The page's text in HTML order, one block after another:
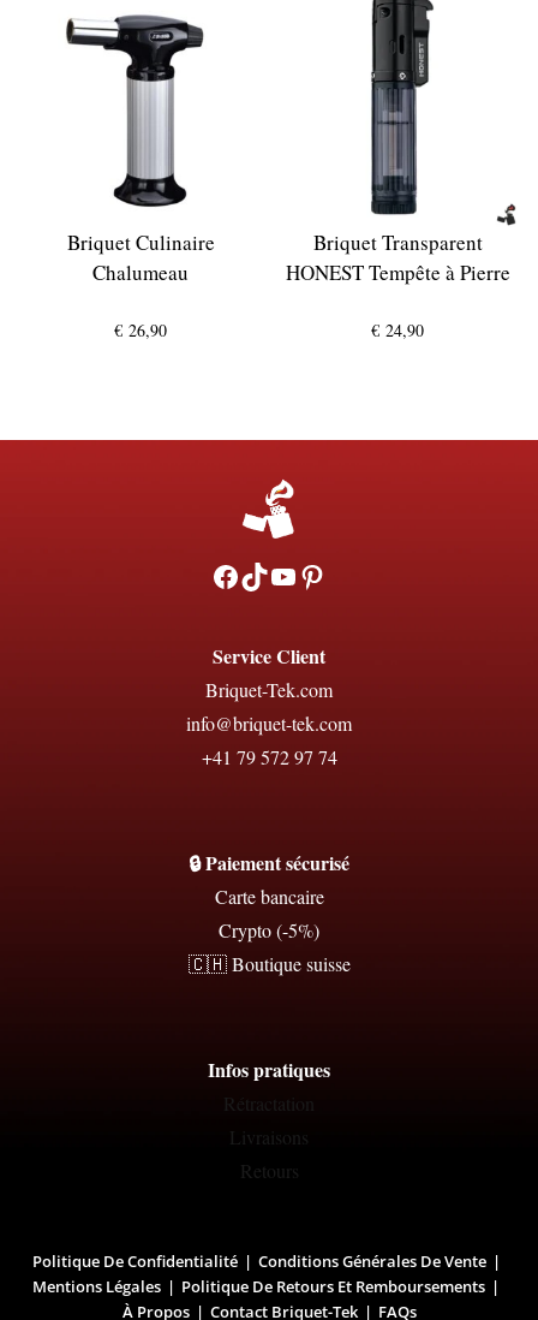
Briquet Culinaire
Chalumeau
€ 26,90
Briquet Transparent
HONEST Tempête à Pierre
€ 24,90
Facebook
TikTokYouTubePinterest
Service Client
Briquet-Tek.com
info@briquet-tek.com
+41 79 572 97 74
🔒 Paiement sécurisé
Carte bancaire
Crypto (-5%)
🇨🇭 Boutique suisse
Infos pratiques
Rétractation
Livraisons
Retours
Politique De Confidentialité
Conditions Générales De Vente
Mentions Légales
Politique De Retours Et Remboursements
À Propos
Contact Briquet-Tek FAQs